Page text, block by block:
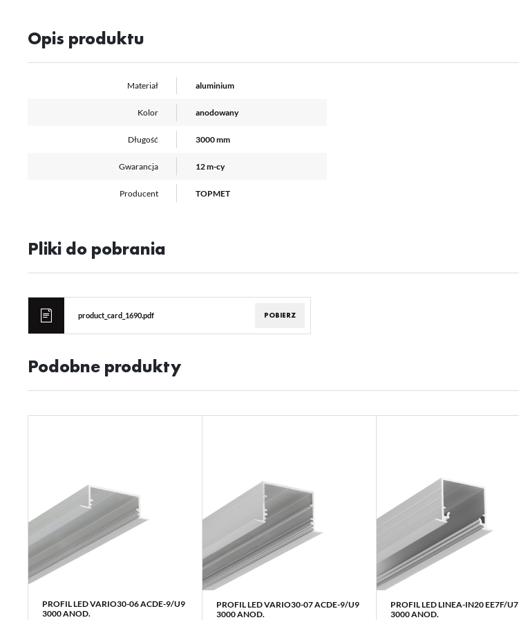
Opis produktu
Materiał aluminium
Kolor anodowany
Długość 3000 mm
Gwarancja 12 m-cy
Producent TOPMET
Pliki do pobrania
product_card_1690.pdf POBIERZ
Podobne produkty
WIĘCEJ
PROFIL LED VARIO30-06 ACDE-9/U9
3000 ANOD.
WIĘCEJ
PROFIL LED VARIO30-07 ACDE-9/U9
3000 ANOD.
WIĘCEJ
PROFIL LED LINEA-IN20 EE7F/U7
3000 ANOD.